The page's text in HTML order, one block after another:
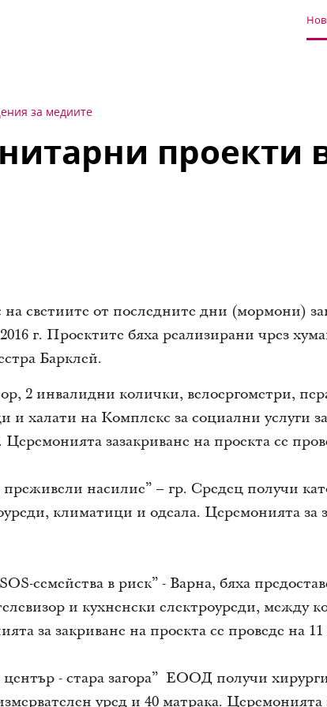
за медиите
проекти
светиите от последните дни (мормони)
г. Проектите бяха реализирани чрез
Барклей.
2 инвалидни колички, велоергометри,
и халати на Комплекс за социални услуги
зазакриване на проекта се
насилие” – гр. Средец получи
климатици и одеала. Церемонията за
семейства в риск” - Варна, бяха
и кухненски електроуреди, между
за закриване на проекта се проведе на 11
- стара загора” ЕООД получи
уред и 40 матрака. Церемонията